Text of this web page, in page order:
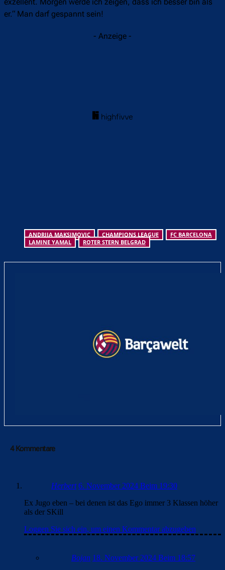
er.“ Man darf gespannt sein!
- Anzeige -
ANDRIJA MAKSIMOVIC CHAMPIONS LEAGUE
FC BARCELONA
LAMINE YAMAL
ROTER STERN BELGRAD
4 Kommentare
Herbert 6. November 2024 Beim 19:30
Ex Jugo eben – bei denen ist das Ego immer 3 Klassen höher
als der SKill
Loggen Sie sich ein, um einen Kommentar abzugeben
Bojan 18. November 2024 Beim 18:57